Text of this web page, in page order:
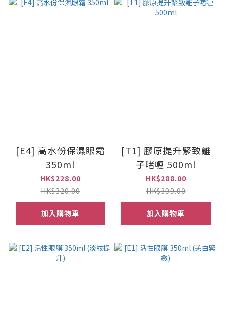
[E4] 高水份保濕眼霜
350ml
HK$228.00
HK$320.00
加入購物車
[T1] 膠原提升緊致離
子啫喱 500ml
HK$288.00
HK$399.00
加入購物車